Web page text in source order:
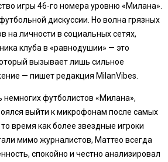
игры 46-го номера уровню «Милана».
дискуссии. Но волна грязных
на личности в социальных сетях,
клуба в «равнодушии» — это
вызывает лишь сильное
— пишет редакция MilanVibes.
немногих футболистов «Милана»,
выйти к микрофонам после самых
время как более звездные игроки
мимо журналистов, Маттео всегда
спокойно и честно анализировал